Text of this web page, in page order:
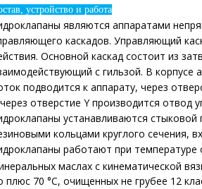
устройство и работа
являются аппаратами
каскадов. Управляющий
Основной каскад состоит из
с гильзой. В корпусе
подводится к аппарату, через
отверстие Y производится
устанавливаются
кольцами круглого сечения,
работают при
маслах с кинематической
плюс 70 °С, очищенных не грубее 12